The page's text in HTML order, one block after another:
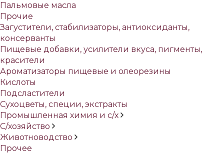
Пальмовые масла
Прочие
Загустители, стабилизаторы, антиоксиданты,
консерванты
Пищевые добавки, усилители вкуса, пигменты,
красители
Ароматизаторы пищевые и олеорезины
Кислоты
Подсластители
Сухоцветы, специи, экстракты
Промышленная химия и с/х
С/хозяйство
Животноводство
Прочее